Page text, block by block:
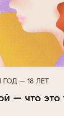
ГОД — 18 ЛЕТ
— что это